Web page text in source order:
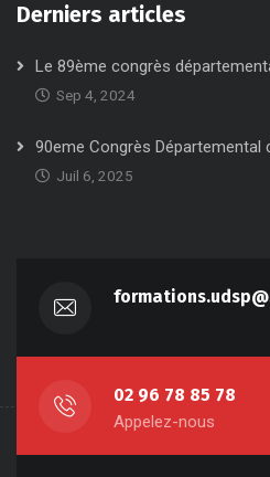
Derniers articles
Le 89ème congrès
Sep 4, 2024
90eme Congrès Départemental
Juil 6, 2025
02 96 78 85 78
Appelez-nous